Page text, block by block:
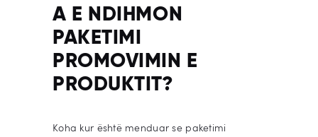
A E NDIHMON
PAKETIMI
PROMOVIMIN E
PRODUKTIT?
Koha kur është menduar se paketimi